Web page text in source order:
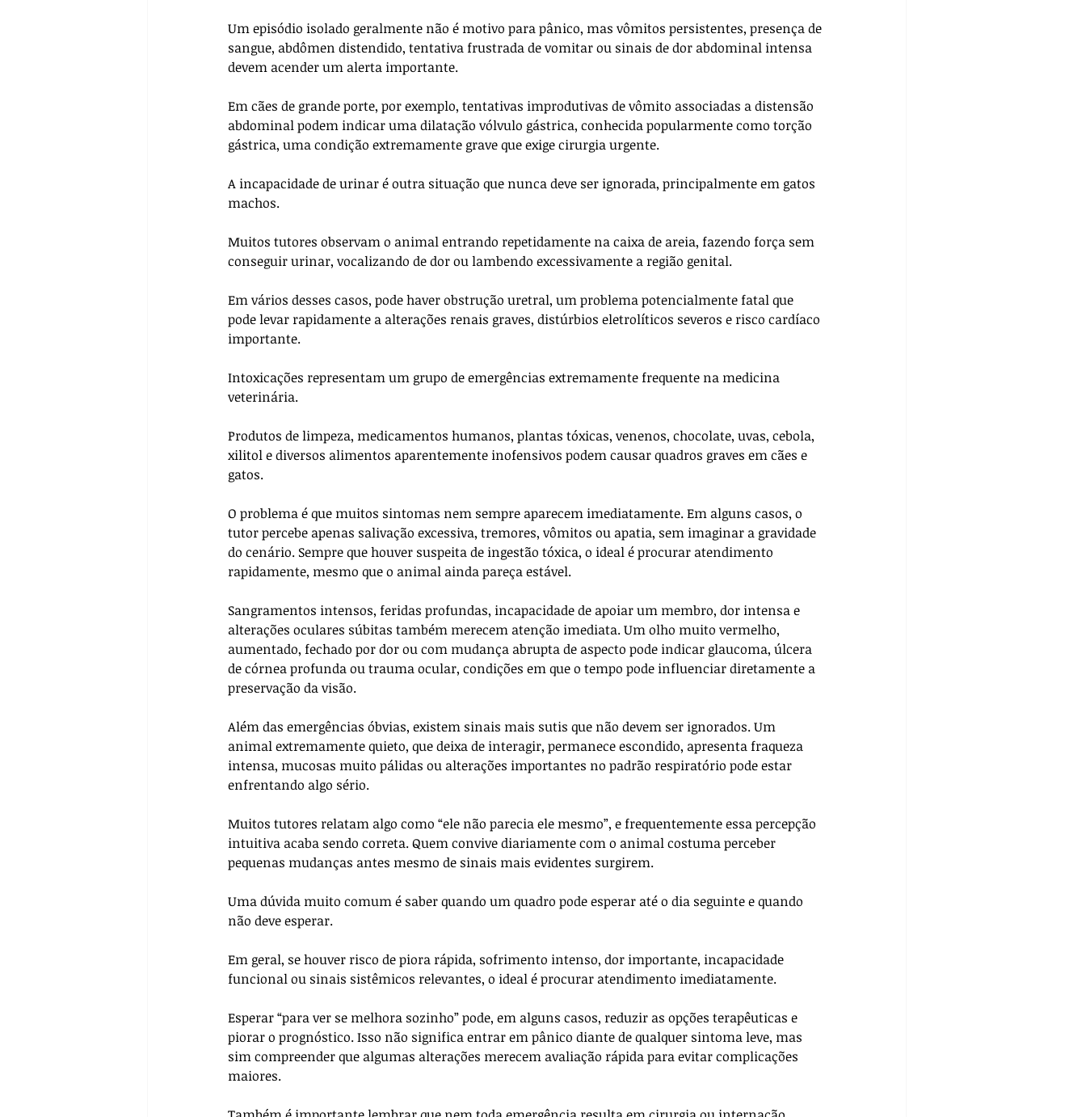
Um episódio isolado geralmente não é motivo para pânico, mas vômitos persistentes, presença de
sangue, abdômen distendido, tentativa frustrada de vomitar ou sinais de dor abdominal intensa
devem acender um alerta importante.
Em cães de grande porte, por exemplo, tentativas improdutivas de vômito associadas a distensão
abdominal podem indicar uma dilatação vólvulo gástrica, conhecida popularmente como torção
gástrica, uma condição extremamente grave que exige cirurgia urgente.
A incapacidade de urinar é outra situação que nunca deve ser ignorada, principalmente em gatos
machos.
Muitos tutores observam o animal entrando repetidamente na caixa de areia, fazendo força sem
conseguir urinar, vocalizando de dor ou lambendo excessivamente a região genital.
Em vários desses casos, pode haver obstrução uretral, um problema potencialmente fatal que
pode levar rapidamente a alterações renais graves, distúrbios eletrolíticos severos e risco cardíaco
importante.
Intoxicações representam um grupo de emergências extremamente frequente na medicina
veterinária.
Produtos de limpeza, medicamentos humanos, plantas tóxicas, venenos, chocolate, uvas, cebola,
xilitol e diversos alimentos aparentemente inofensivos podem causar quadros graves em cães e
gatos.
O problema é que muitos sintomas nem sempre aparecem imediatamente. Em alguns casos, o
tutor percebe apenas salivação excessiva, tremores, vômitos ou apatia, sem imaginar a gravidade
do cenário. Sempre que houver suspeita de ingestão tóxica, o ideal é procurar atendimento
rapidamente, mesmo que o animal ainda pareça estável.
Sangramentos intensos, feridas profundas, incapacidade de apoiar um membro, dor intensa e
alterações oculares súbitas também merecem atenção imediata. Um olho muito vermelho,
aumentado, fechado por dor ou com mudança abrupta de aspecto pode indicar glaucoma, úlcera
de córnea profunda ou trauma ocular, condições em que o tempo pode influenciar diretamente a
preservação da visão.
Além das emergências óbvias, existem sinais mais sutis que não devem ser ignorados. Um
animal extremamente quieto, que deixa de interagir, permanece escondido, apresenta fraqueza
intensa, mucosas muito pálidas ou alterações importantes no padrão respiratório pode estar
enfrentando algo sério.
Muitos tutores relatam algo como “ele não parecia ele mesmo”, e frequentemente essa percepção
intuitiva acaba sendo correta. Quem convive diariamente com o animal costuma perceber
pequenas mudanças antes mesmo de sinais mais evidentes surgirem.
Uma dúvida muito comum é saber quando um quadro pode esperar até o dia seguinte e quando
não deve esperar.
Em geral, se houver risco de piora rápida, sofrimento intenso, dor importante, incapacidade
funcional ou sinais sistêmicos relevantes, o ideal é procurar atendimento imediatamente.
Esperar “para ver se melhora sozinho” pode, em alguns casos, reduzir as opções terapêuticas e
piorar o prognóstico. Isso não significa entrar em pânico diante de qualquer sintoma leve, mas
sim compreender que algumas alterações merecem avaliação rápida para evitar complicações
maiores.